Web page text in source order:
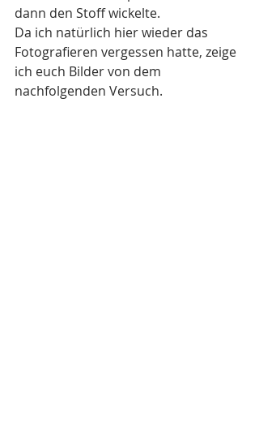
dann den Stoff wickelte.
Da ich natürlich hier wieder das
Fotografieren vergessen hatte, zeige
ich euch Bilder von dem
nachfolgenden Versuch.